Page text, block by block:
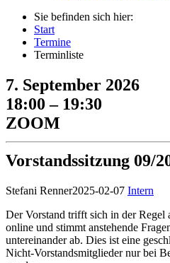
Sie befinden sich hier:
Start
Termine
Terminliste
7. September 2026
18:00 – 19:30
ZOOM
Vorstandssitzung 09/
Stefani Renner2025-02-07 Intern
Der Vorstand trifft sich in der Regel
online und stimmt anstehende
untereinander ab. Dies ist eine
Nicht-Vorstandsmitglieder nur bei